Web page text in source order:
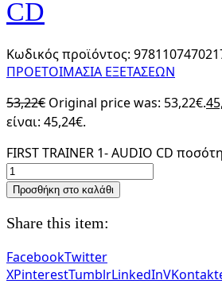
CD
Κωδικός προϊόντος:
ΠΡΟΕΤΟΙΜΑΣΙΑ ΕΞΕΤΑΣΕΩΝ
53,22€ Original price was: 53,22€.
είναι: 45,24€.
FIRST TRAINER 1- AUDIO CD
Προσθήκη στο καλάθι
Share this item:
FacebookTwitter
XPinterestTumblrLinkedIn